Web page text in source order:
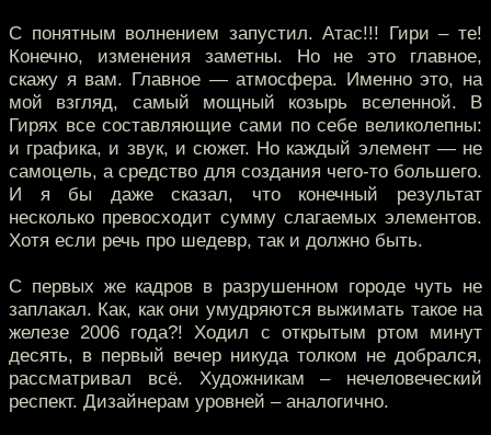
С понятным волнением запустил. Атас!!! Гири – те!
Конечно, изменения заметны. Но не это главное,
скажу я вам. Главное — атмосфера. Именно это, на
мой взгляд, самый мощный козырь вселенной. В
Гирях все составляющие сами по себе великолепны:
и графика, и звук, и сюжет. Но каждый элемент — не
самоцель, а средство для создания чего-то большего.
И я бы даже сказал, что конечный результат
несколько превосходит сумму слагаемых элементов.
Хотя если речь про шедевр, так и должно быть.
С первых же кадров в разрушенном городе чуть не
заплакал. Как, как они умудряются выжимать такое на
железе 2006 года?! Ходил с открытым ртом минут
десять, в первый вечер никуда толком не добрался,
рассматривал всё. Художникам – нечеловеческий
респект. Дизайнерам уровней – аналогично.